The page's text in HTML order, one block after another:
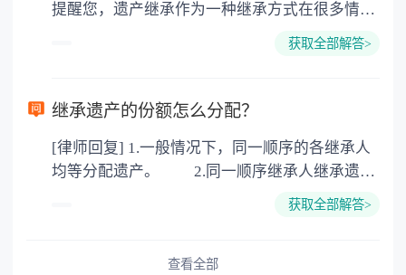
地增值税：按房价1%缴纳 5. 房屋产权登记费：
提醒您，遗产继承作为一种继承方式在很多情况
下都是不需要公证的，当然，如果需要公正的也
以防对财产继承发生纠纷，可以对遗产继承进行
公证。
获取全部解答>
继承遗产的份额怎么分配？
[律师回复] 1.一般情况下，同一顺序的各继承人
均等分配遗产。 2.同一顺序继承人继承遗产
或者与被继承人共同生活的继承人，分配遗产
获取全部解答>
查看全部